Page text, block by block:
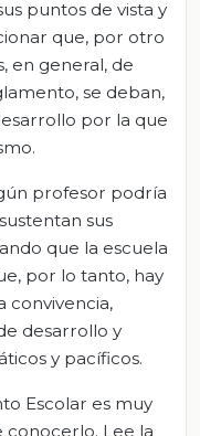
puntos de vista y
que, por otro
en general, de
se deban,
por la que
profesor podría
sus
que la escuela
por lo tanto, hay
convivencia,
desarrollo y
y pacíficos.
Escolar es muy
Lee la